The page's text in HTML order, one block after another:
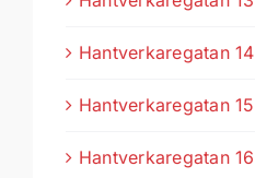
Hantverkaregatan 14
Hantverkaregatan 15
Hantverkaregatan 16